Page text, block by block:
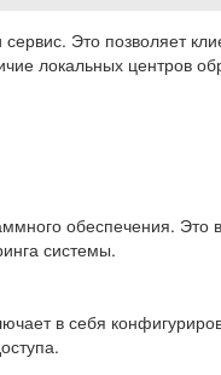
Это позволяет
локальных центров
обеспечения.
системы.
в себя